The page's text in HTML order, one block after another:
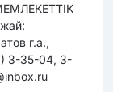
г.а.,
3-35-04, 3-